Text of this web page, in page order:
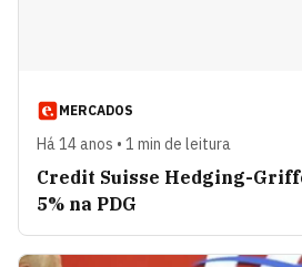
MERCADOS
Há 14 anos • 1 min de leitura
Credit Suisse Hedging-
5% na PDG